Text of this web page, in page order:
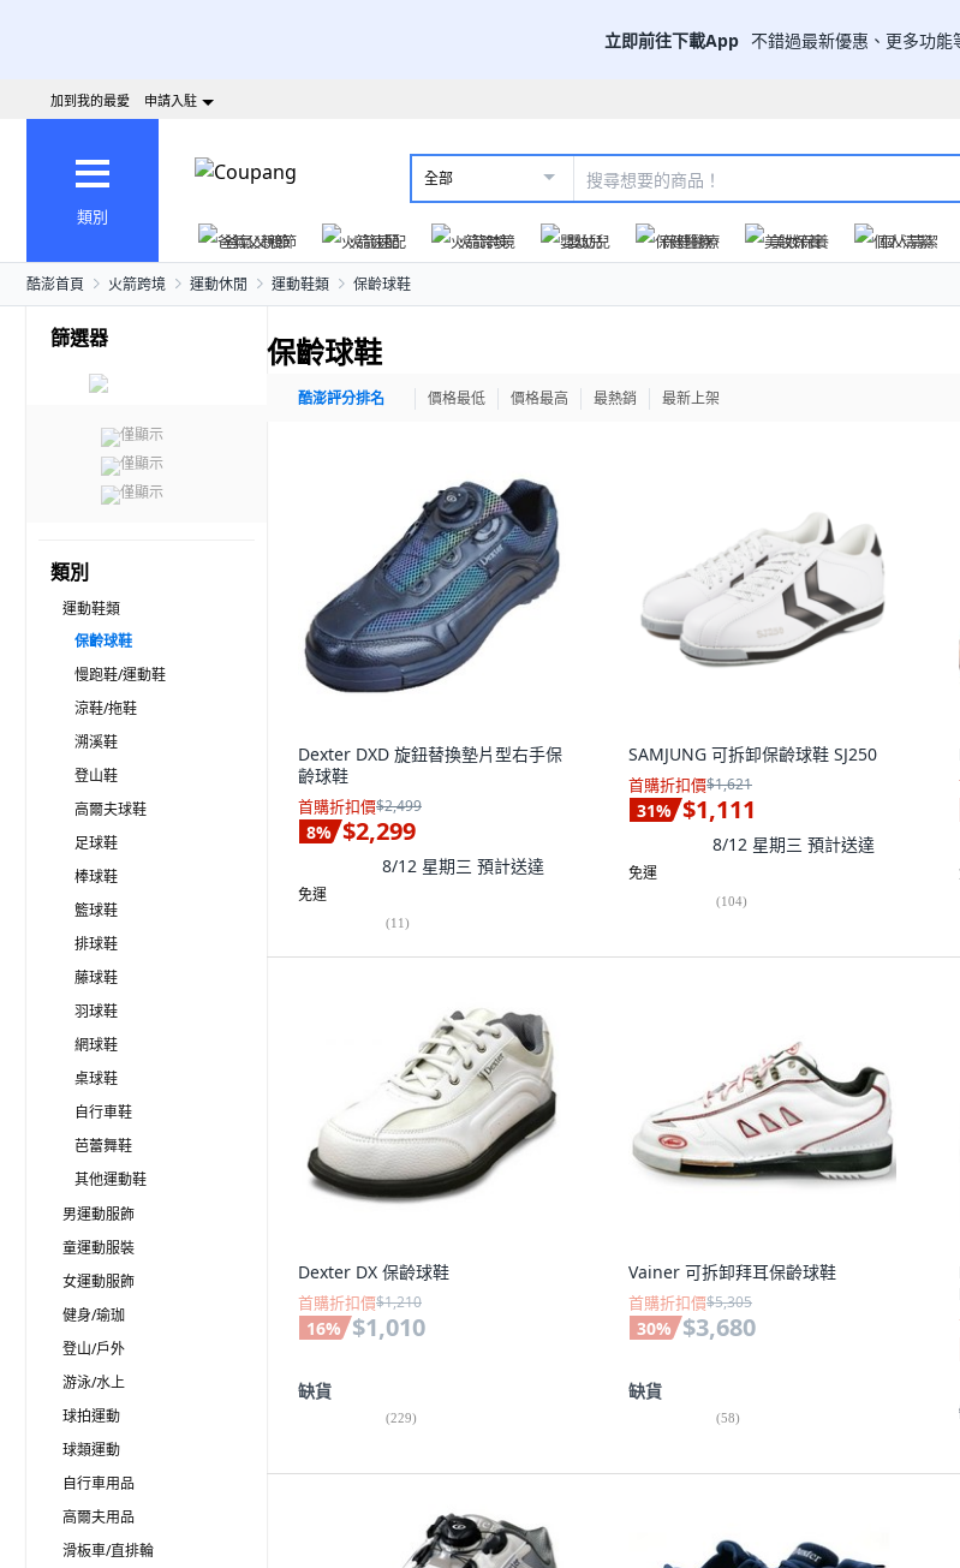
立即前往下載App 不錯過最新優惠、更多功能
加到我的最愛 申請入駐
類別
全部
爸氣父親節
火箭速配 火箭跨境 嬰幼兒 保健醫療 美妝保養 個人清潔
酷澎首頁 火箭跨境 運動休閒 運動鞋類 保齡球鞋
篩選器
僅顯示
僅顯示
僅顯示
類別
運動鞋類
保齡球鞋
慢跑鞋/運動鞋
涼鞋/拖鞋
溯溪鞋
登山鞋
高爾夫球鞋
足球鞋
棒球鞋
籃球鞋
排球鞋
藤球鞋
羽球鞋
網球鞋
桌球鞋
自行車鞋
芭蕾舞鞋
其他運動鞋
男運動服飾
童運動服裝
女運動服飾
健身/瑜珈
登山/戶外
游泳/水上
球拍運動
球類運動
自行車用品
高爾夫用品
滑板車/直排輪
保齡球鞋
酷澎評分排名 價格最低 價格最高 最熱銷 最新上架
Dexter DXD 旋鈕替換墊片型右手保
齡球鞋
首購折扣價$2,499
8% $2,299
8/12 星期三 預計送達
免運
(11)
SAMJUNG 可拆卸保齡球鞋 SJ250
首購折扣價$1,621
31% $1,111
8/12 星期三 預計送達
免運
(104)
Dexter DX 保齡球鞋
首購折扣價$1,210
16% $1,010
缺貨
(229)
Vainer 可拆卸拜耳保齡球鞋
首購折扣價$5,305
30% $3,680
缺貨
(58)